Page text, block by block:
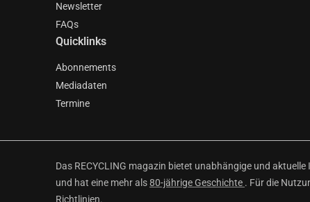
Newsletter
FAQs
Quicklinks
Abonnements
Mediadaten
Termine
Das RECYCLING magazin bietet unabhängige und
und hat eine mehr als80-jährige Geschichte . Für die
Richtlinien.